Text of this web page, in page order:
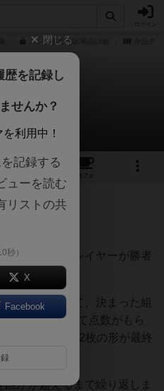
パンダ雀の通販/商品詳細
ダ雀
のレビュー
3
カフェ
年前
を信じれるプレイヤーが勝者
じ仲間を集めて、決まった組
の種類によって点数がもら
は3枚＋3枚＋2枚の形が最終
かが超えるまで繰り返しま
閉じる
歴を記録し
せんか？
利用中！
記録する
ューを読む
リストの共
秒）
X
Facebook